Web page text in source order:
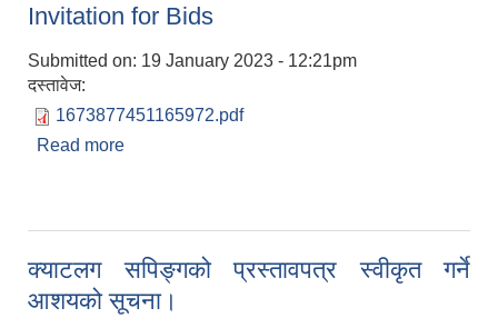
Invitation for Bids
Submitted on: 19 January 2023 - 12:21pm
दस्तावेज:
1673877451165972.pdf
Read more
क्याटलग सपिङ्गको प्रस्तावपत्र स्वीकृत गर्ने
आशयको सूचना।